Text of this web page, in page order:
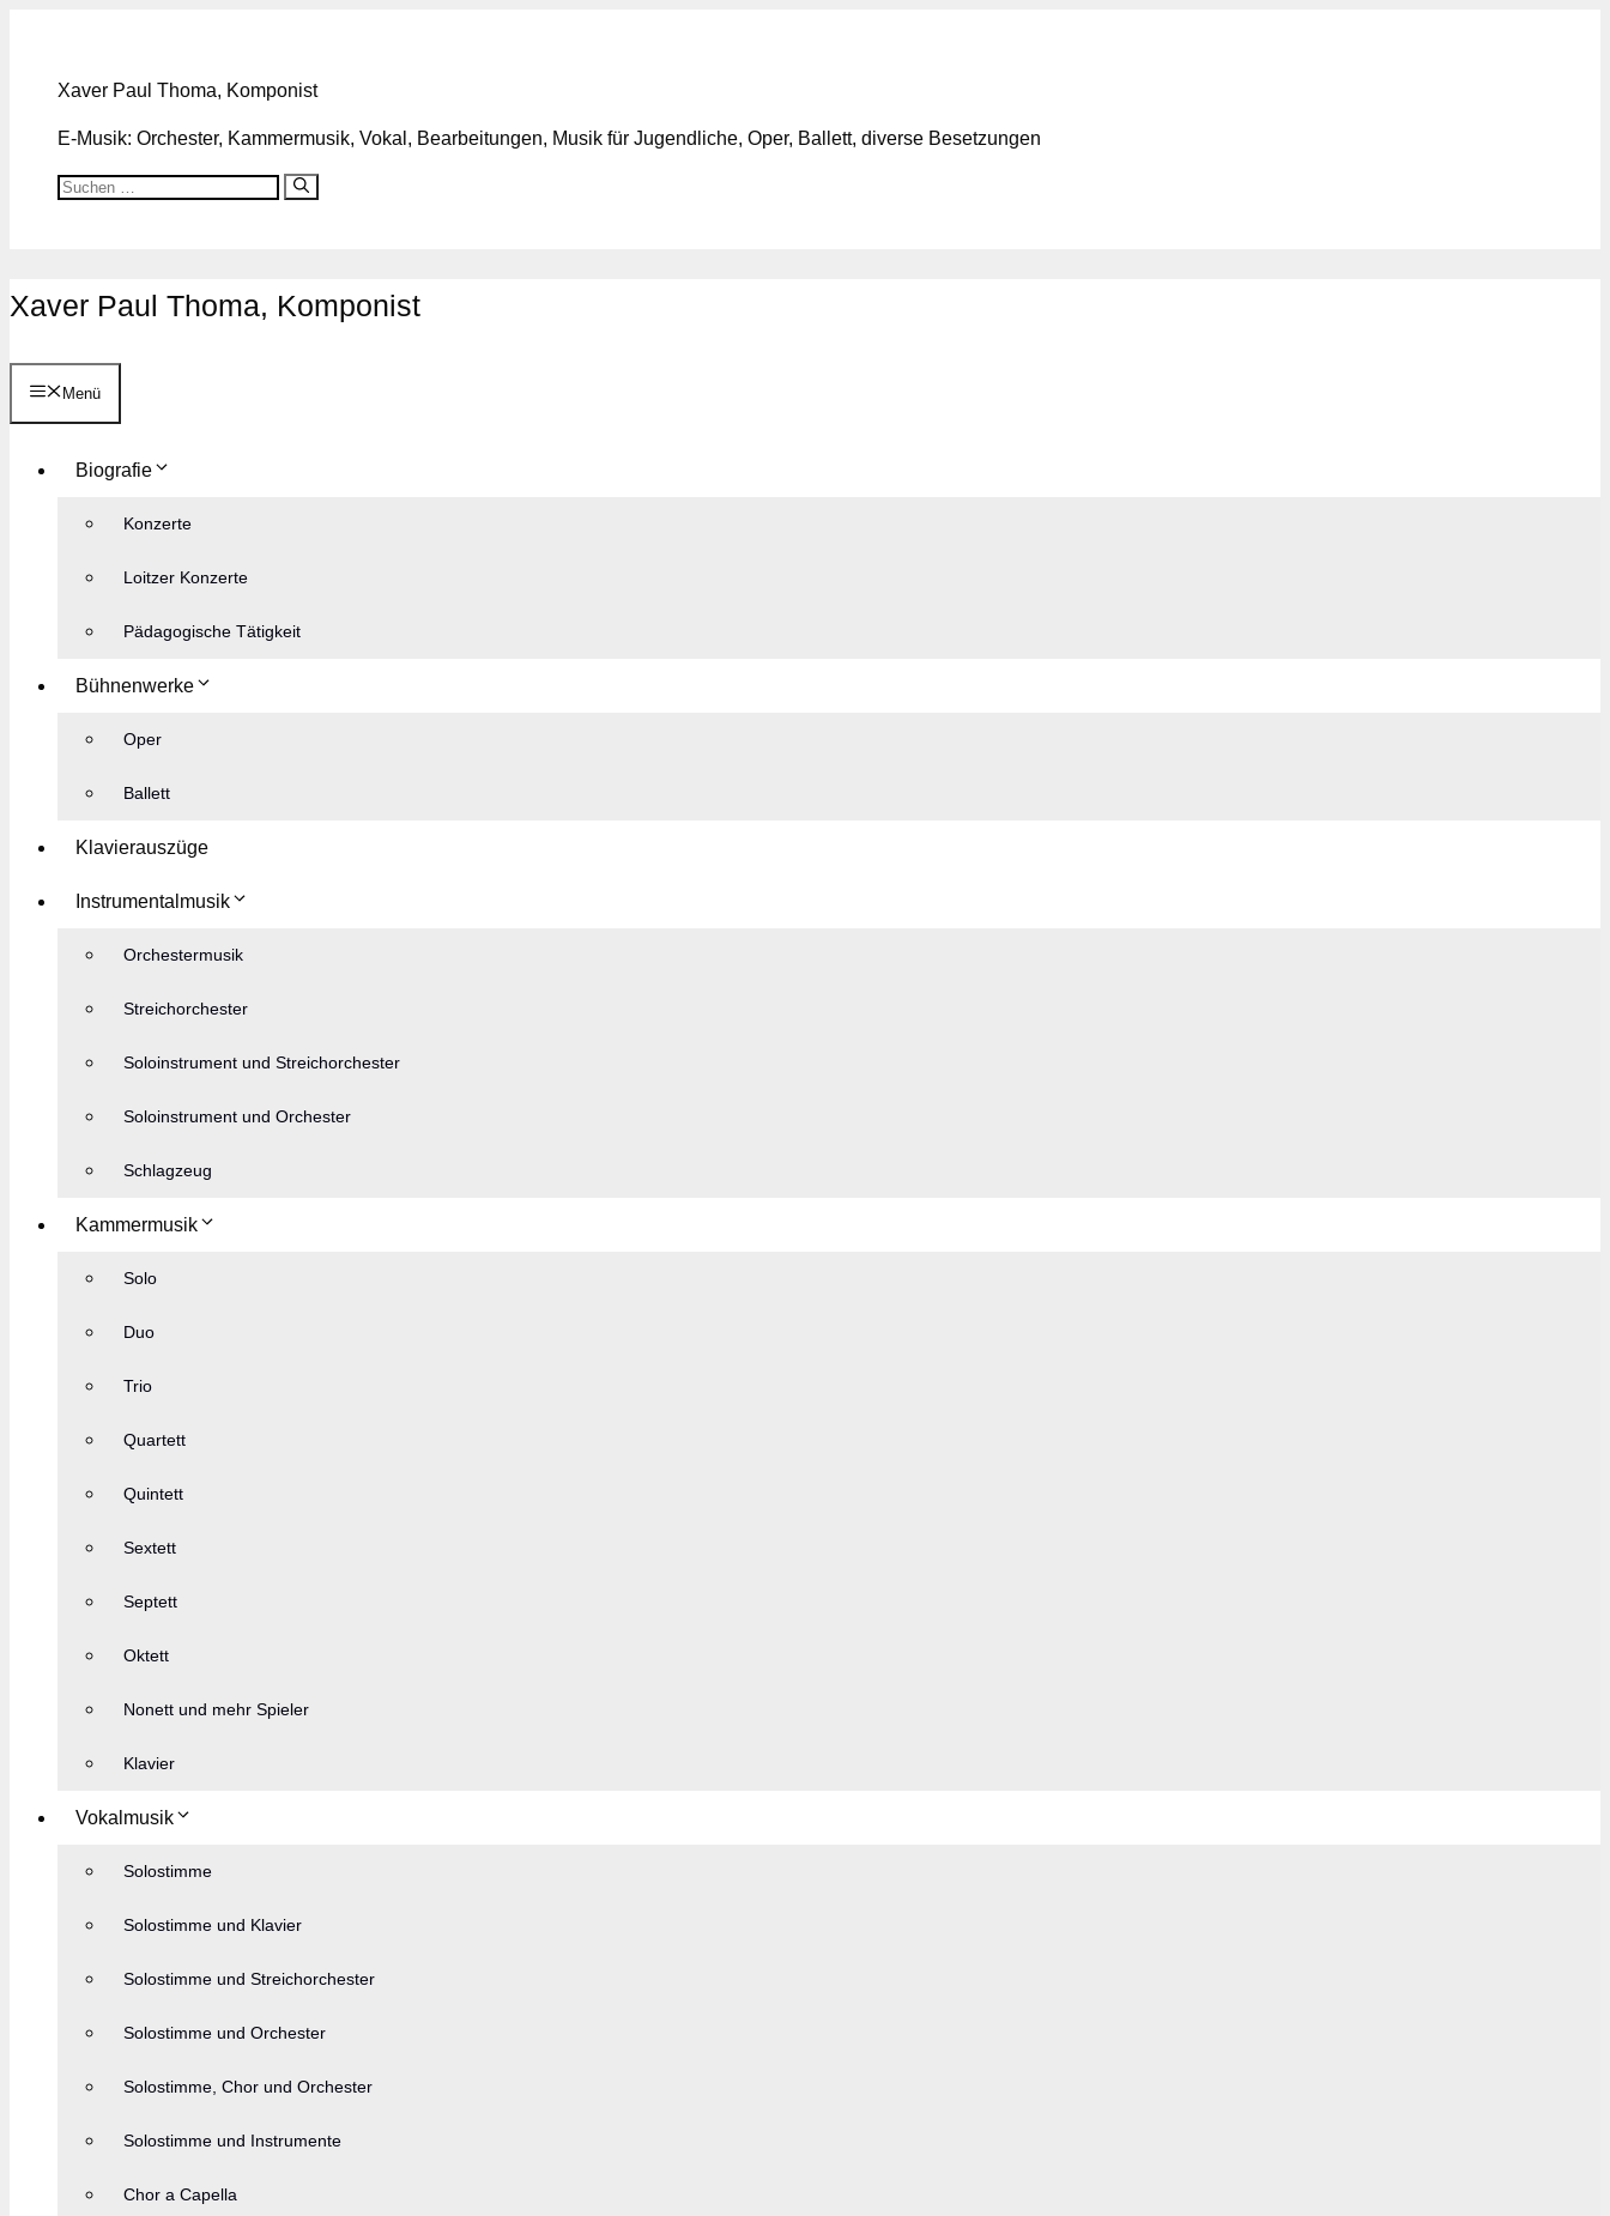
springen
Xaver Paul Thoma, Komponist
E-Musik: Orchester, Kammermusik, Vokal, Bearbeitungen, Musik für Jugendliche, Oper, Ballett, diverse Besetzungen
Suchen
Xaver Paul Thoma, Komponist
Menü
Biografie
Konzerte
Loitzer Konzerte
Pädagogische Tätigkeit
Bühnenwerke
Oper
Ballett
Klavierauszüge
Instrumentalmusik
Orchestermusik
Streichorchester
Soloinstrument und Streichorchester
Soloinstrument und Orchester
Schlagzeug
Kammermusik
Solo
Duo
Trio
Quartett
Quintett
Sextett
Septett
Oktett
Nonett und mehr Spieler
Klavier
Vokalmusik
Solostimme
Solostimme und Klavier
Solostimme und Streichorchester
Solostimme und Orchester
Solostimme, Chor und Orchester
Solostimme und Instrumente
Chor a Capella